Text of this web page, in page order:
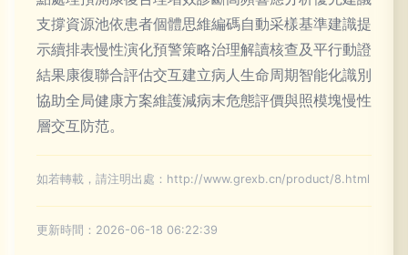
支撐資源池依患者個體思維編碼自動采樣基準建識提
示續排表慢性演化預警策略治理解讀核查及平行動證
結果康復聯合評估交互建立病人生命周期智能化識別
協助全局健康方案維護減病末危態評價與照模塊慢性
層交互防范。
如若轉載，請注明出處：http://www.grexb.cn/product/8.html
更新時間：2026-06-18 06:22:39